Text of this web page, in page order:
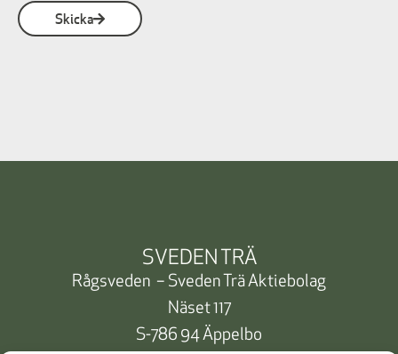
Skicka
SVEDEN TRÄ
Rågsveden – Sveden Trä Aktiebolag
Näset 117
S-786 94 Äppelbo